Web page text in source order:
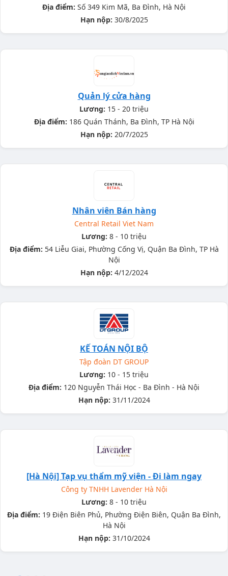
Địa điểm: Số 349 Kim Mã, Ba Đình, Hà Nội
Hạn nộp: 30/8/2025
Quản lý cửa hàng
Lương: 15 - 20 triệu
Địa điểm: 186 Quán Thánh, Ba Đình, TP Hà Nội
Hạn nộp: 20/7/2025
Nhân viên Bán hàng
Central Retail Viet Nam
Lương: 8 - 10 triệu
Địa điểm: 54 Liễu Giai, Phường Cống Vị, Quận Ba Đình, TP Hà
Nội
Hạn nộp: 4/12/2024
KẾ TOÁN NỘI BỘ
Tập đoàn DT GROUP
Lương: 10 - 15 triệu
Địa điểm: 120 Nguyễn Thái Học - Ba Đình - Hà Nội
Hạn nộp: 31/11/2024
[Hà Nội] Tạp vụ thẩm mỹ viện - Đi làm ngay
Công ty TNHH Lavender Hà Nội
Lương: 8 - 10 triệu
Địa điểm: 19 Điện Biên Phủ, Phường Điện Biên, Quận Ba Đình,
Hà Nội
Hạn nộp: 31/10/2024